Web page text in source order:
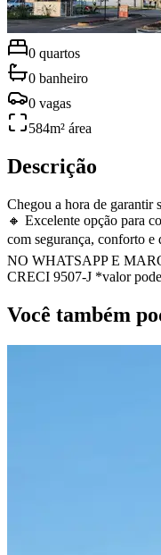
0 quartos
0 banheiro
0 vagas
584m² área
Descrição
Chegou a hora de
🔸 Excelente opção para
com segurança, conforto
NO WHATSAPP E
CRECI 9507-J *valor
Você também